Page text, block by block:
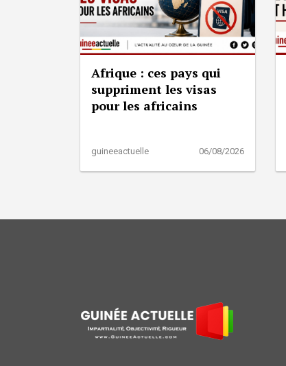
Afrique : ces pays qui
suppriment les visas
pour les africains
guineeactuelle 06/08/2026